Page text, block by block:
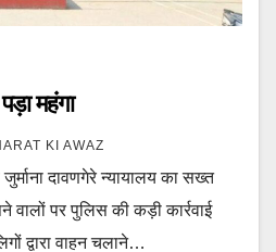
महंगा
KI AWAZ
दावणगेरे न्यायालय का सख्त
वालों पर पुलिस की कड़ी कार्रवाई
द्वारा वाहन चलाने…